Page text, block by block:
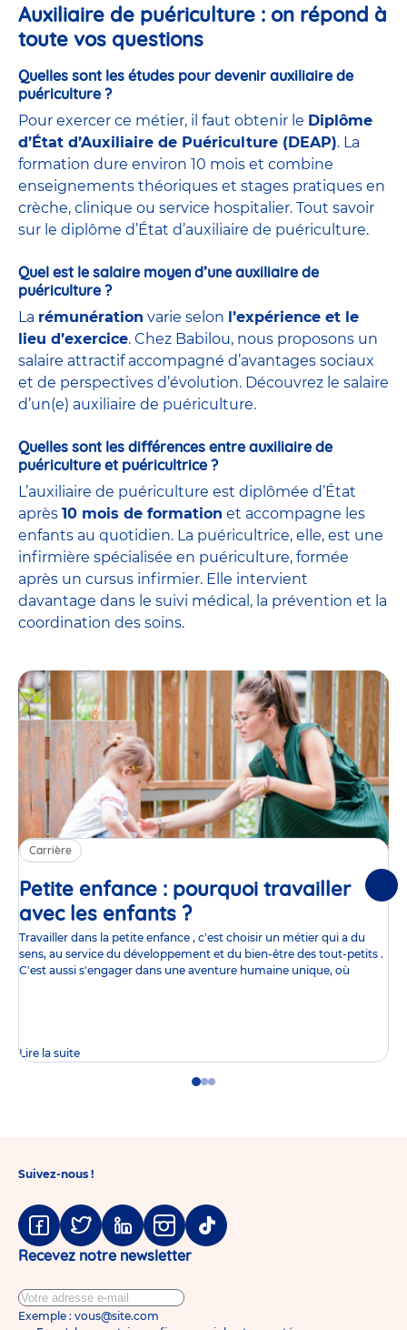
Auxiliaire de puériculture : on répond à
toute vos questions
Quelles sont les études pour devenir auxiliaire de
puériculture ?
Pour exercer ce métier, il faut obtenir le Diplôme
d’État d’Auxiliaire de Puériculture (DEAP). La
formation dure environ 10 mois et combine
enseignements théoriques et stages pratiques en
crèche, clinique ou service hospitalier. Tout savoir
sur le diplôme d’État d’auxiliaire de puériculture.
Quel est le salaire moyen d’une auxiliaire de
puériculture ?
La rémunération varie selon l’expérience et le
lieu d’exercice. Chez Babilou, nous proposons un
salaire attractif accompagné d’avantages sociaux
et de perspectives d’évolution. Découvrez le salaire
d’un(e) auxiliaire de puériculture.
Quelles sont les différences entre auxiliaire de
puériculture et puéricultrice ?
L’auxiliaire de puériculture est diplômée d’État
après 10 mois de formation et accompagne les
enfants au quotidien. La puéricultrice, elle, est une
infirmière spécialisée en puériculture, formée
après un cursus infirmier. Elle intervient
davantage dans le suivi médical, la prévention et la
coordination des soins.
Carrière
Petite enfance : pourquoi travailler
avec les enfants ?Article
Travailler dans la petite enfance , c'est choisir un métier qui a du
sens, au service du développement et du bien-être des tout-petits .
C'est aussi s'engager dans une aventure humaine unique, où
Lire la suite
GoGoGo
Suivez-nous !
Facebook
TwitterLinkedinInstagram
Tiktok
Recevez notre newsletter
Exemple : vous@site.com